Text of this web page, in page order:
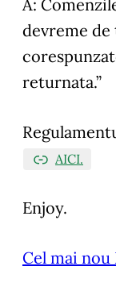
A:
devreme
returnata.”
AICI.
Enjoy.
Cel mai